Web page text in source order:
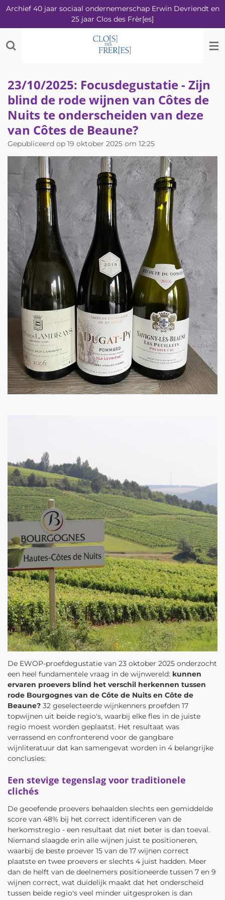
Ga
naar
de
hoofdinhoud
Archief 40 jaar sociaal ondernemerschap Erwin Devriendt en
25 jaar Clos des Frèr[es]
23/10/2025: Focusdegustatie - Zijn
blind de rode wijnen van Côtes de
Nuits te onderscheiden van deze
van Côtes de Beaune?
Gepubliceerd op 19 oktober 2025 om 12:25
De EWOP-proefdegustatie van 23 oktober 2025 onderzocht
een heel fundamentele vraag in de wijnwereld: kunnen
ervaren proevers blind het verschil herkennen tussen
rode Bourgognes van de Côte de Nuits en Côte de
Beaune? 32 geselecteerde wijnkenners proefden 17
topwijnen uit beide regio's, waarbij elke fles in de juiste
regio moest worden geplaatst. Het resultaat was
verrassend en confronterend voor de gangbare
wijnliteratuur dat kan samengevat worden in 4 belangrijke
conclusies:​
Een stevige tegenslag voor traditionele
clichés
De geoefende proevers behaalden slechts een gemiddelde
score van 48% bij het correct identificeren van de
herkomstregio - een resultaat dat niet beter is dan toeval.
Niemand slaagde erin alle wijnen juist te positioneren,
waarbij de beste proever 15 van de 17 wijnen correct
plaatste en twee proevers er slechts 4 juist hadden. Meer
dan de helft van de deelnemers positioneerde tussen 7 en 9
wijnen correct, wat duidelijk maakt dat het onderscheid
tussen beide regio's veel minder uitgesproken is dan